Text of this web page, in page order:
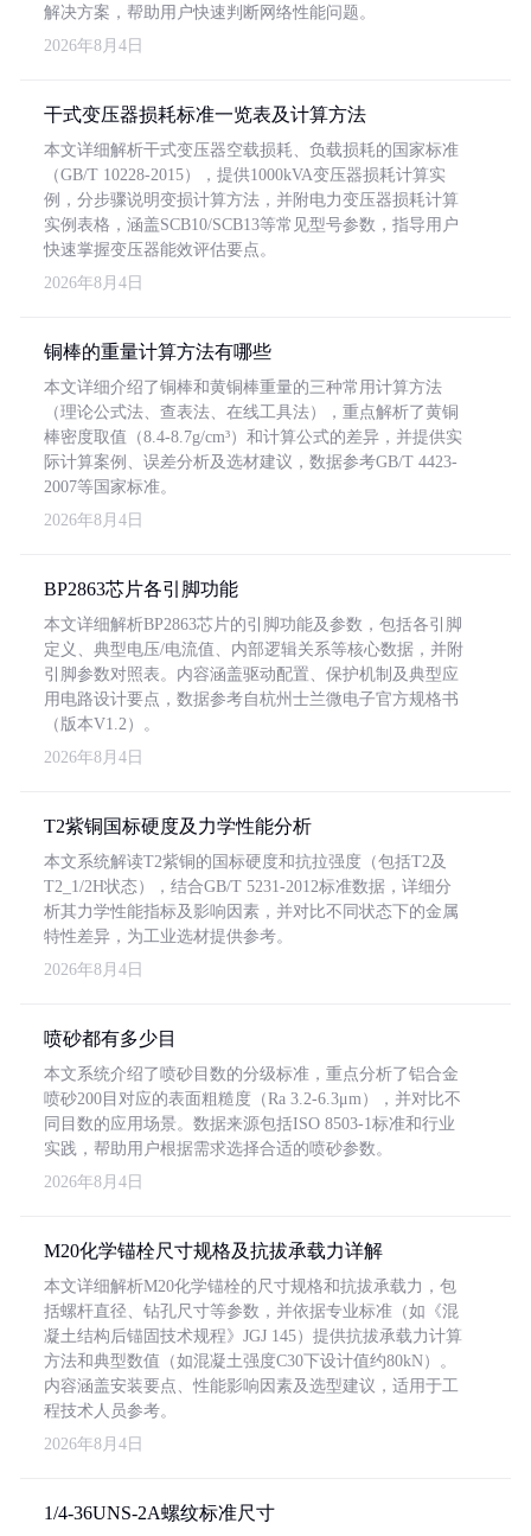
解决方案，帮助用户快速判断网络性能问题。
2026年8月4日
干式变压器损耗标准一览表及计算方法
本文详细解析干式变压器空载损耗、负载损耗的国家标准
（GB/T 10228-2015），提供1000kVA变压器损耗计算实
例，分步骤说明变损计算方法，并附电力变压器损耗计算
实例表格，涵盖SCB10/SCB13等常见型号参数，指导用户
快速掌握变压器能效评估要点。
2026年8月4日
铜棒的重量计算方法有哪些
本文详细介绍了铜棒和黄铜棒重量的三种常用计算方法
（理论公式法、查表法、在线工具法），重点解析了黄铜
棒密度取值（8.4-8.7g/cm³）和计算公式的差异，并提供实
际计算案例、误差分析及选材建议，数据参考GB/T 4423-
2007等国家标准。
2026年8月4日
BP2863芯片各引脚功能
本文详细解析BP2863芯片的引脚功能及参数，包括各引脚
定义、典型电压/电流值、内部逻辑关系等核心数据，并附
引脚参数对照表。内容涵盖驱动配置、保护机制及典型应
用电路设计要点，数据参考自杭州士兰微电子官方规格书
（版本V1.2）。
2026年8月4日
T2紫铜国标硬度及力学性能分析
本文系统解读T2紫铜的国标硬度和抗拉强度（包括T2及
T2_1/2H状态），结合GB/T 5231-2012标准数据，详细分
析其力学性能指标及影响因素，并对比不同状态下的金属
特性差异，为工业选材提供参考。
2026年8月4日
喷砂都有多少目
本文系统介绍了喷砂目数的分级标准，重点分析了铝合金
喷砂200目对应的表面粗糙度（Ra 3.2-6.3μm），并对比不
同目数的应用场景。数据来源包括ISO 8503-1标准和行业
实践，帮助用户根据需求选择合适的喷砂参数。
2026年8月4日
M20化学锚栓尺寸规格及抗拔承载力详解
本文详细解析M20化学锚栓的尺寸规格和抗拔承载力，包
括螺杆直径、钻孔尺寸等参数，并依据专业标准（如《混
凝土结构后锚固技术规程》JGJ 145）提供抗拔承载力计算
方法和典型数值（如混凝土强度C30下设计值约80kN）。
内容涵盖安装要点、性能影响因素及选型建议，适用于工
程技术人员参考。
2026年8月4日
1/4-36UNS-2A螺纹标准尺寸